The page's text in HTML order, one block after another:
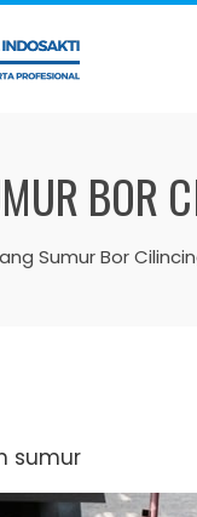
BOR
Sumur Bor
sumur